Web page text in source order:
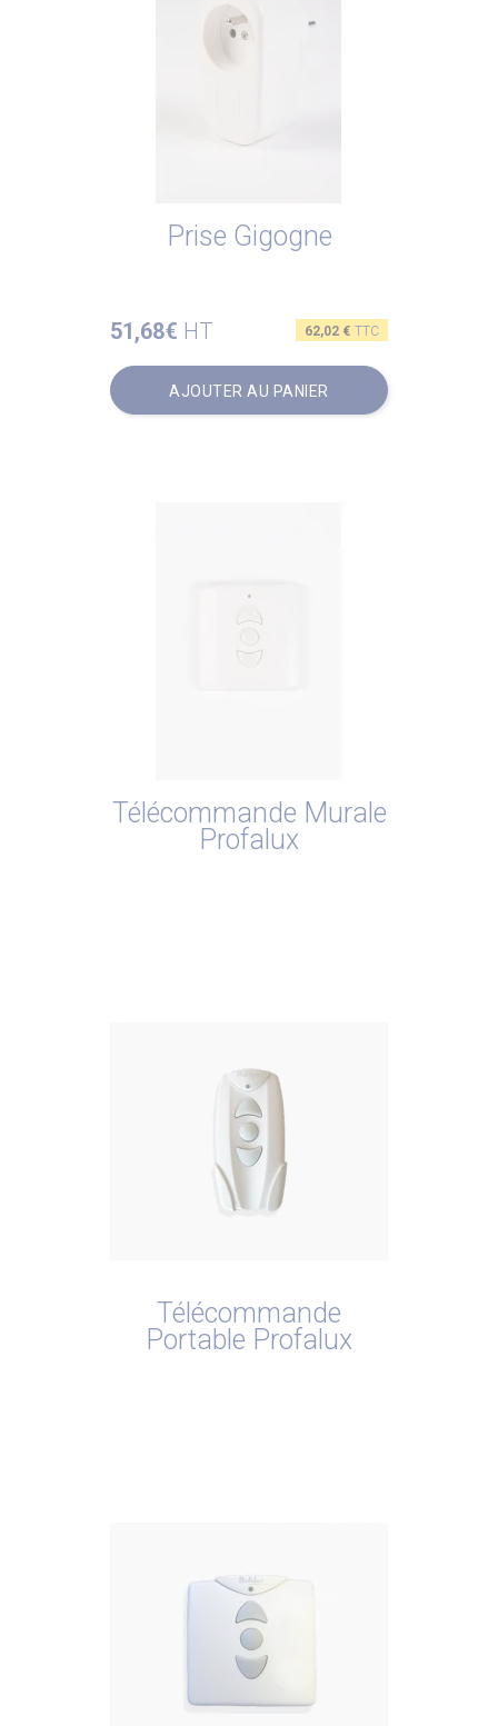
Prise Gigogne
51,68€ HT Prix
62,02 € TTC
AJOUTER AU PANIER
Télécommande Murale
Profalux
Télécommande
Portable Profalux